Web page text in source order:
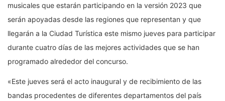
musicales que estarán participando en la versión 2023 que
serán apoyadas desde las regiones que representan y que
llegarán a la Ciudad Turística este mismo jueves para participar
durante cuatro días de las mejores actividades que se han
programado alrededor del concurso.
«Este jueves será el acto inaugural y de recibimiento de las
bandas procedentes de diferentes departamentos del país